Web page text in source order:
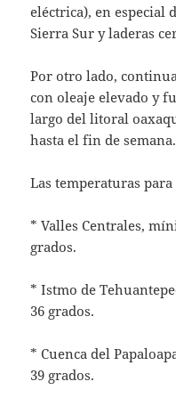
eléctrica), en especial
Sierra Sur y laderas
Por otro lado,
con oleaje elevado y
largo del litoral
hasta el fin de semana.
Las temperaturas
* Valles Centrales,
grados.
* Istmo de
36 grados.
* Cuenca del
39 grados.